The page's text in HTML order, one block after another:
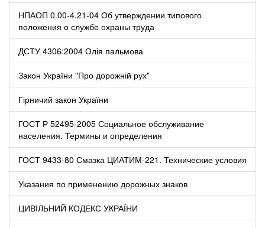
НПАОП 0.00-4.21-04 Об утверждении типового
положения о службе охраны труда
ДСТУ 4306:2004 Олія пальмова
Закон України "Про дорожній рух"
Гірничий закон України
ГОСТ Р 52495-2005 Социальное обслуживание
населения. Термины и определения
ГОСТ 9433-80 Смазка ЦИАТИМ-221. Технические условия
Указания по применению дорожных знаков
ЦИВІЛЬНИЙ КОДЕКС УКРАЇНИ